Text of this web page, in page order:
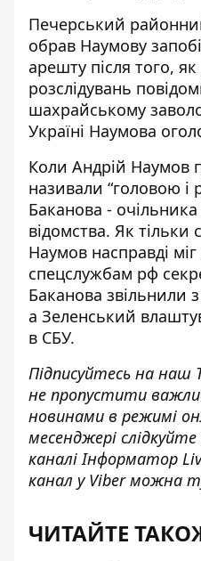
Печерський
обрав Наумову
арешту після того,
розслідувань
шахрайському
Україні Наумова
Коли Андрій Наумов
називали “головою і
Баканова -
відомства. Як тільки
Наумов насправді
спецслужбам рф
Баканова звільнили
а Зеленський
в СБУ.
Підписуйтесь на наш
не пропустити
новинами в режимі
месенджері
каналіІнформатор
канал у Viber можна
ЧИТАЙТЕ